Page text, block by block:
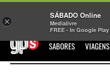
Sábado
GPS SABORES VIAGENS
×
SÁBADO Online
Medialivre
FREE - In Google Play